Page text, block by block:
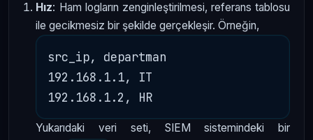
Hız: Ham logların zenginleştirilmesi, referans tablosu
ile gecikmesiz bir şekilde gerçekleşir. Örneğin,
src_ip, departman
192.168.1.1, IT
Yukarıdaki veri seti, SIEM sistemindeki bir